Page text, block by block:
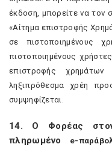
έκδοση, μπορείτε να τον
«Αίτημα επιστροφής
σε πιστοποιημένους
πιστοποιημένους
επιστροφής
ληξιπρόθεσμα χρέη
συμψηφίζεται.
14. Ο Φορέας
πληρωμένο
e-